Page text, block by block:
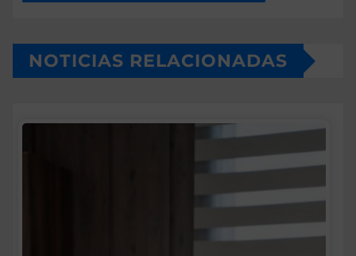
NOTICIAS RELACIONADAS